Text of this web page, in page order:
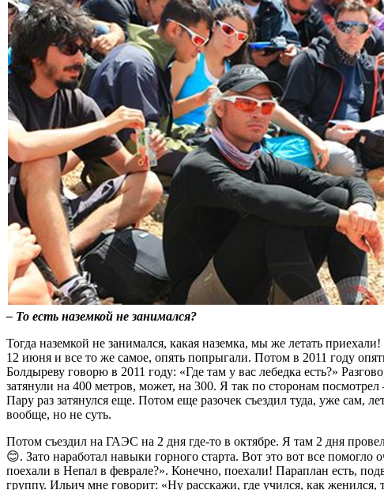
– То есть наземкой не занимался?
Тогда наземкой не занимался, какая наземка, мы же летать
12 июня и все то же самое, опять попрыгали. Потом в 2011 году
Болдыреву говорю в 2011 году: «Где там у вас лебедка есть?»
затянули на 400 метров, может, на 300. Я так по сторонам
Пару раз затянулся еще. Потом еще разочек съездил туда, уже сам,
вообще, но не суть.
Потом съездил на ГАЭС на 2 дня где-то в октябре. Я там 2 дня
😊. Зато наработал навыки горного старта. Вот это вот все
поехали в Непал в феврале?». Конечно, поехали! Параплан есть,
группу. Ильич мне говорит: «Ну расскажи, где учился, как